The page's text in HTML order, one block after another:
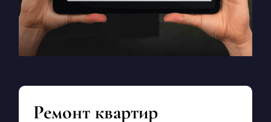
Ремонт квартир